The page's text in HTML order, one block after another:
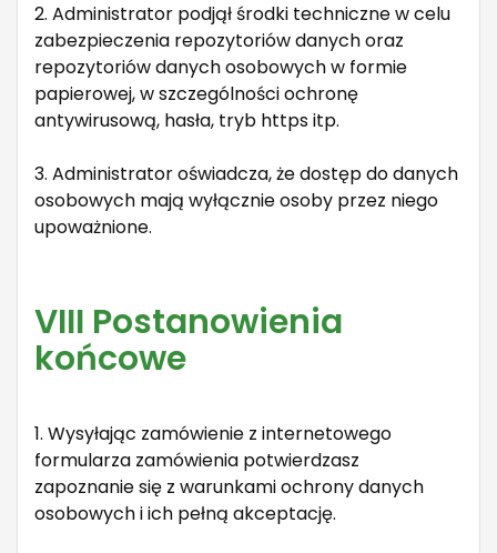
2. Administrator podjął środki techniczne w celu
zabezpieczenia repozytoriów danych oraz
repozytoriów danych osobowych w formie
papierowej, w szczególności ochronę
antywirusową, hasła, tryb https itp.
3. Administrator oświadcza, że dostęp do danych
osobowych mają wyłącznie osoby przez niego
upoważnione.
VIII Postanowienia
końcowe
1. Wysyłając zamówienie z internetowego
formularza zamówienia potwierdzasz
zapoznanie się z warunkami ochrony danych
osobowych i ich pełną akceptację.